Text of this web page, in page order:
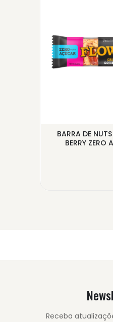
BARRA DE
BERRY ZERO
Receba